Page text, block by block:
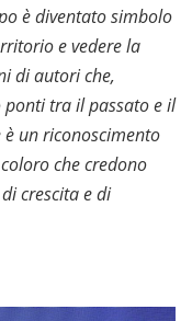
è diventato simbolo
e vedere la
di autori che,
tra il passato e il
un riconoscimento
che credono
crescita e di